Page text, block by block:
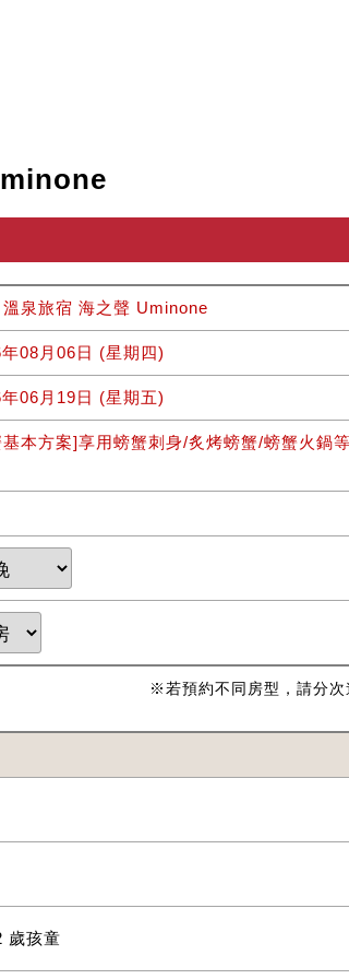
溫泉旅宿 海之聲 Uminone
08月06日 (星期四)
06月19日 (星期五)
基本方案]享用螃蟹刺身/炙烤螃蟹/螃蟹火鍋
※若預約不同房型，請分次
歲孩童